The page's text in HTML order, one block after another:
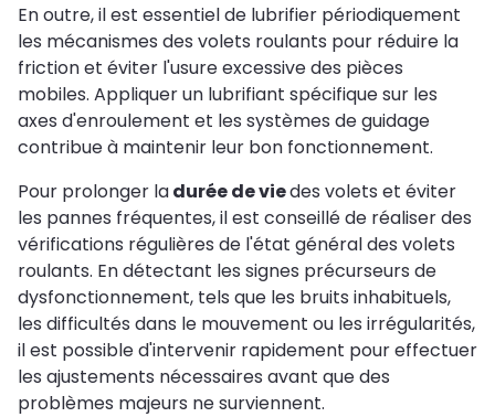
En outre, il est essentiel de lubrifier périodiquement
les mécanismes des volets roulants pour réduire la
friction et éviter l'usure excessive des pièces
mobiles. Appliquer un lubrifiant spécifique sur les
axes d'enroulement et les systèmes de guidage
contribue à maintenir leur bon fonctionnement.
Pour prolonger ladurée de viedes volets et éviter
les pannes fréquentes, il est conseillé de réaliser des
vérifications régulières de l'état général des volets
roulants. En détectant les signes précurseurs de
dysfonctionnement, tels que les bruits inhabituels,
les difficultés dans le mouvement ou les irrégularités,
il est possible d'intervenir rapidement pour effectuer
les ajustements nécessaires avant que des
problèmes majeurs ne surviennent.